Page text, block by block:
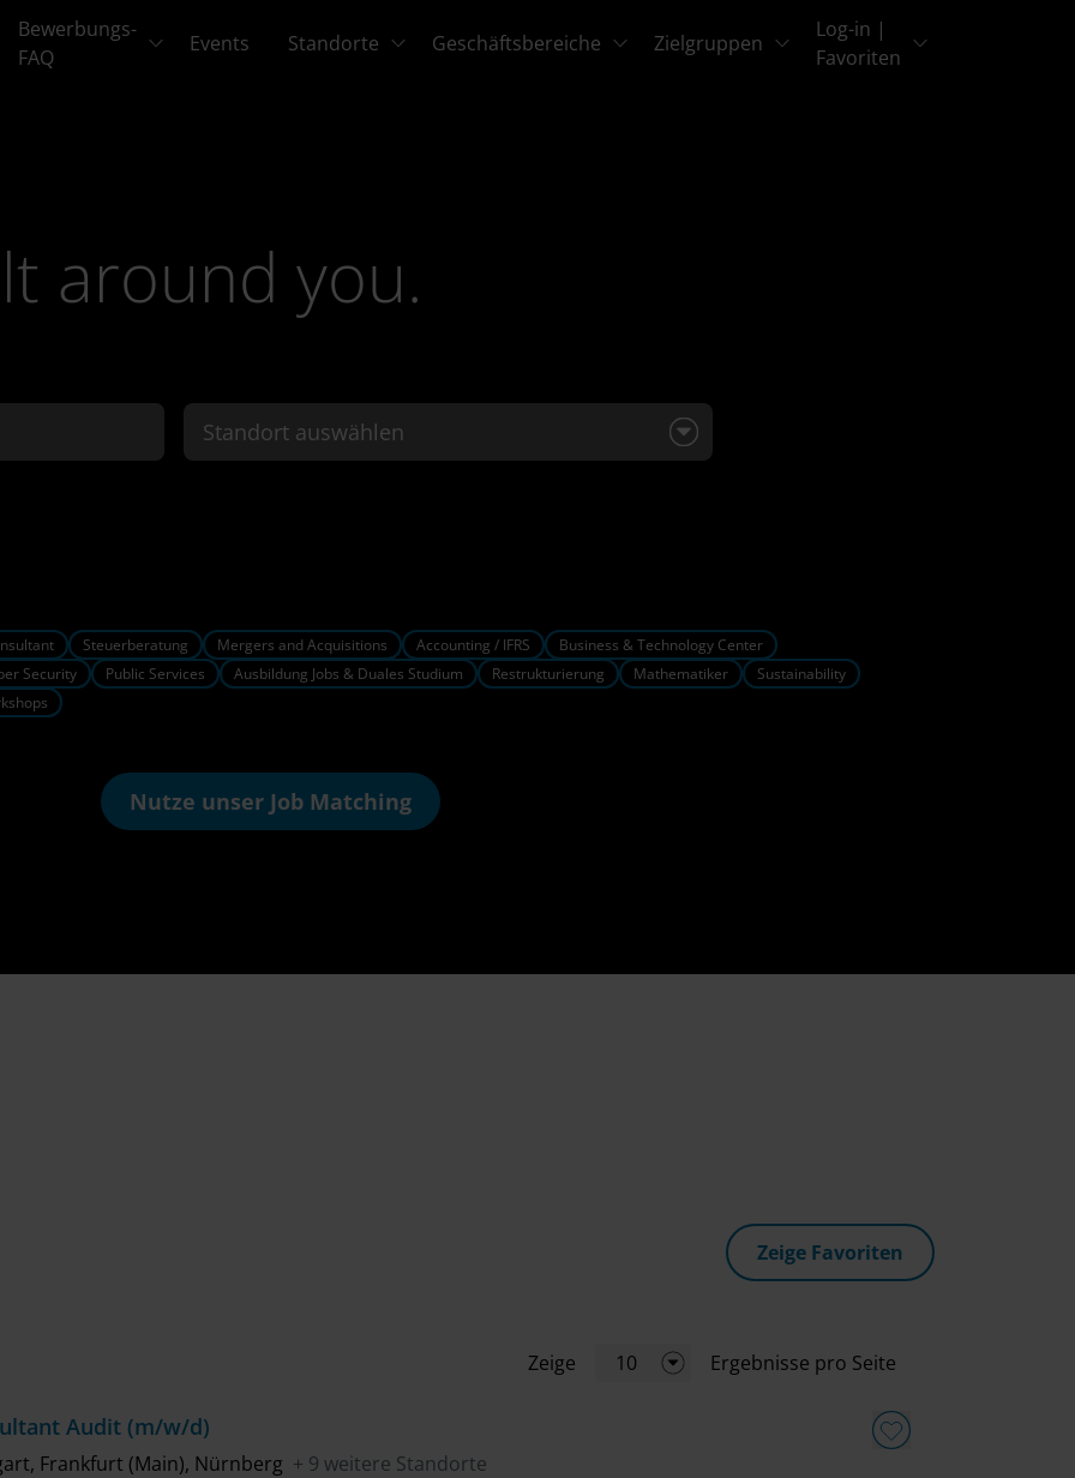
Bewerbungs-
FAQ
Events Standorte Geschäftsbereiche Zielgruppen
Log-in |
Favoriten
around you.
Standort auswählen
Steuerberatung Mergers and Acquisitions Accounting / IFRS
Business & Technology Center
Security Public Services Ausbildung Jobs & Duales Studium Restrukturierung Mathematiker
Sustainability
Nutze unserJob Matching
Zeige Favoriten
Zeige 10 Ergebnisse pro Seite
Audit (m/w/d)
Frankfurt (Main), Nürnberg + 9 weitere Standorte